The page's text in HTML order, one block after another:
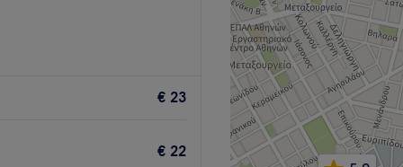
μια μεγάλη
€ 23
€ 22